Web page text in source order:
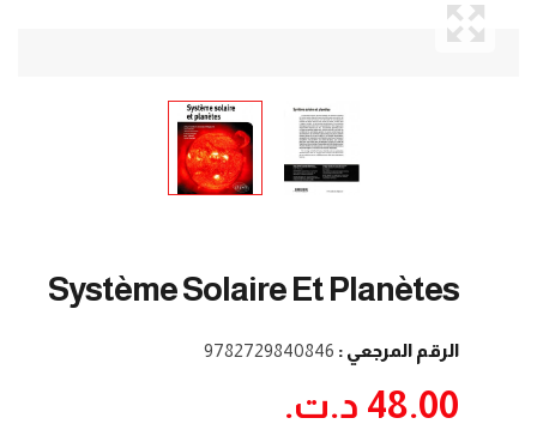
Système Solaire Et Planètes
الرقم المرجعي : 9782729840846
48.00 د.ت.‏